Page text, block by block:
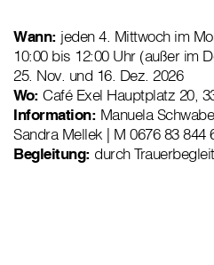
Wann: jeden 4. Mittwoch im
10:00 bis 12:00 Uhr (außer im
25. Nov. und 16. Dez. 2026
Wo: Café Exel Hauptplatz 20,
Information: Manuela
Sandra Mellek | M 0676 83 844
Begleitung: durch